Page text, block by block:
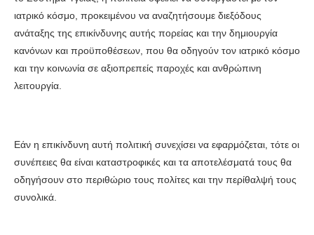
ιατρικό κόσμο, προκειμένου να αναζητήσουμε διεξόδους
ανάταξης της επικίνδυνης αυτής πορείας και την δημιουργία
κανόνων και προϋποθέσεων, που θα οδηγούν τον ιατρικό κόσμο
και την κοινωνία σε αξιοπρεπείς παροχές και ανθρώπινη
λειτουργία.
Εάν η επικίνδυνη αυτή πολιτική συνεχίσει να εφαρμόζεται, τότε οι
συνέπειες θα είναι καταστροφικές και τα αποτελέσματά τους θα
οδηγήσουν στο περιθώριο τους πολίτες και την περίθαλψή τους
συνολικά.